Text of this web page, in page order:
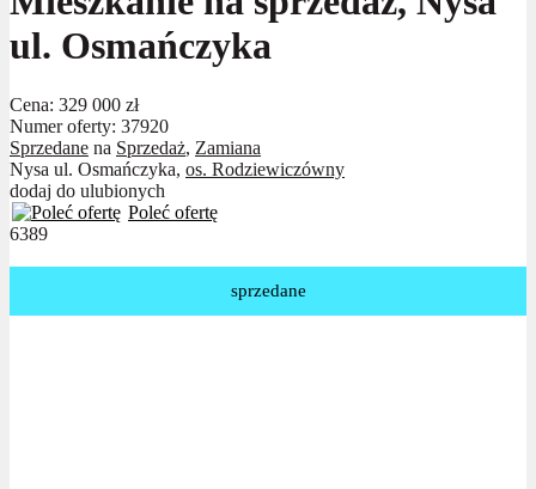
ul. Osmańczyka
Cena: 329 000 zł
Numer oferty: 37920
Sprzedane na Sprzedaż, Zamiana
Nysa ul. Osmańczyka, os. Rodziewiczówny
dodaj do ulubionych
Poleć ofertę
6389
sprzedane